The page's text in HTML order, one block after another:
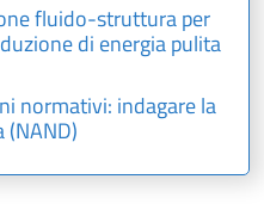
fluido-struttura per
di energia pulita
normativi: indagare la